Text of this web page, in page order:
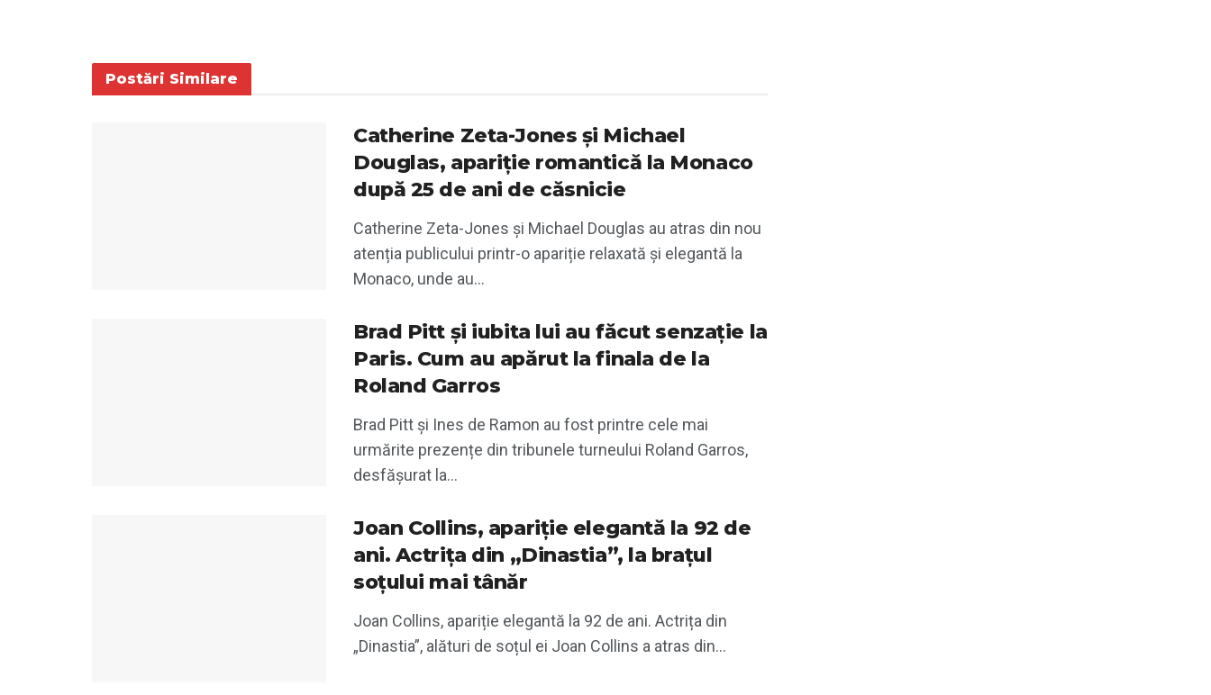
Postări Similare
Catherine Zeta-Jones și Michael
Douglas, apariție romantică la Monaco
după 25 de ani de căsnicie
Catherine Zeta-Jones și Michael Douglas au atras din nou
atenția publicului printr-o apariție relaxată și elegantă la
Monaco, unde au...
Brad Pitt și iubita lui au făcut senzație la
Paris. Cum au apărut la finala de la
Roland Garros
Brad Pitt și Ines de Ramon au fost printre cele mai
urmărite prezențe din tribunele turneului Roland Garros,
desfășurat la...
Joan Collins, apariție elegantă la 92 de
ani. Actrița din „Dinastia”, la brațul
soțului mai tânăr
Joan Collins, apariție elegantă la 92 de ani. Actrița din
„Dinastia”, alături de soțul ei Joan Collins a atras din...